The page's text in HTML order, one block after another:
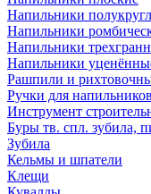
Напильники
Напильники
Напильники
Напильники
Рашпили и
Ручки для напильников
Инструмент
Буры тв. спл. зубила,
Зубила
Кельмы и шпатели
Клещи